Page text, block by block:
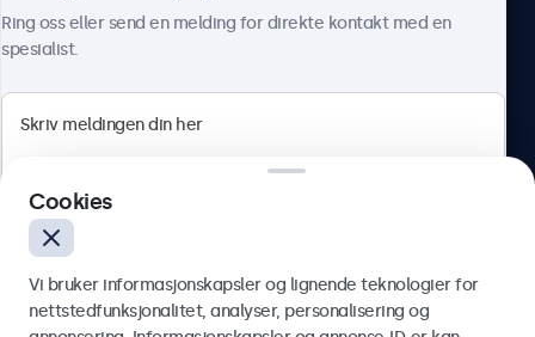
Norsk
Ring oss eller send en melding for direkte kontakt med en
spesialist.
Cookies
Vi bruker informasjonskapsler og lignende teknologier for
nettstedfunksjonalitet, analyser, personalisering og